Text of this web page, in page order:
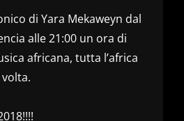
di Yara Mekaweyn dal
alle 21:00 un ora di
africana, tutta l’africa